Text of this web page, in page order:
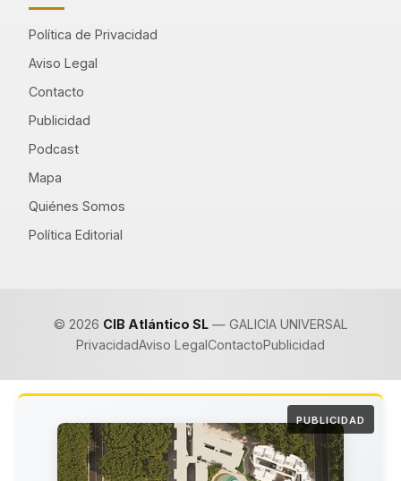
Política de Privacidad
Aviso Legal
Contacto
Publicidad
Podcast
Mapa
Quiénes Somos
Política Editorial
© 2026 CIB Atlántico SL— GALICIA UNIVERSAL
PrivacidadAviso LegalContactoPublicidad
PUBLICIDAD